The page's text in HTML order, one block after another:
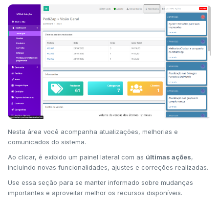
Nesta área você acompanha atualizações, melhorias e
comunicados do sistema.
Ao clicar, é exibido um painel lateral com as últimas ações,
incluindo novas funcionalidades, ajustes e correções realizadas.
Use essa seção para se manter informado sobre mudanças
importantes e aproveitar melhor os recursos disponíveis.